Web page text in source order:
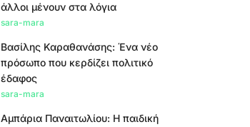
άλλοι μένουν στα λόγια
sara-mara
Βασίλης Καραθανάσης: Ένα νέο
πρόσωπο που κερδίζει πολιτικό
έδαφος
sara-mara
Αμπάρια Παναιτωλίου: Η παιδική